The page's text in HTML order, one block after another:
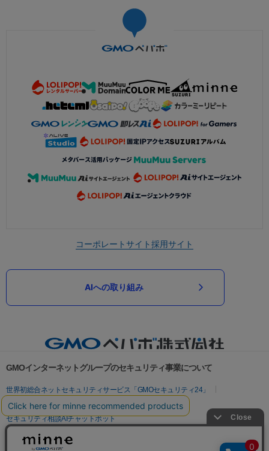
コーポレートサイト採用サイト
AIへの取り組み
GMOインターネットグループのセキュリティ事業について
世界初総合ネットセキュリティサービス「GMOセキュリティ24」
パスワード漏洩診断
Webサイトリスク診断
セキュリティ相談AIチャットボット
実在証明・盗聴対策
サイバー攻撃対策（GMOサイバーセキュリティ byイエラエ）